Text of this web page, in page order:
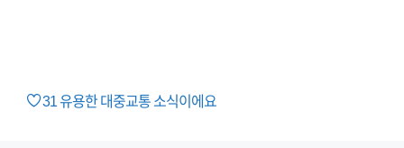
31유용한 대중교통 소식이에요